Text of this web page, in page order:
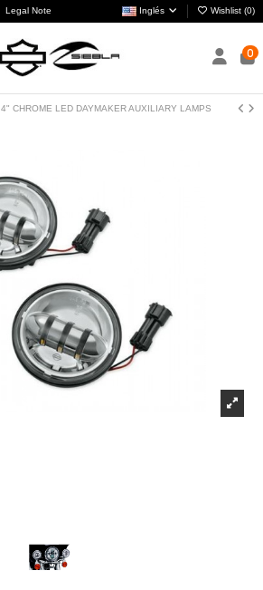
Legal Note Inglés Wishlist (0)
0
4" CHROME LED DAYMAKER AUXILIARY LAMPS